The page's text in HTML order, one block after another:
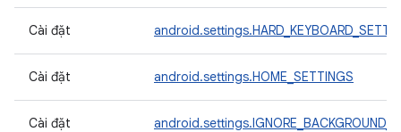
Cài đặt
Cài đặt android.settings.HOME_SETTINGS
Cài đặt